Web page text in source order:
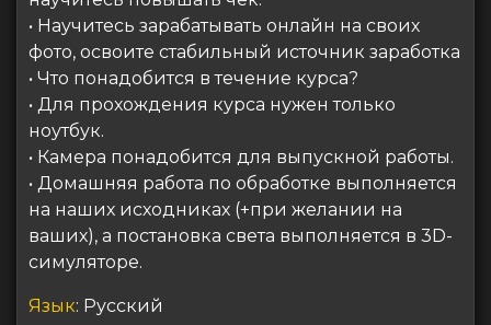
• Научитесь зарабатывать онлайн на своих
фото, освоите стабильный источник заработка
• Что понадобится в течение курса?
• Для прохождения курса нужен только
ноутбук.
• Камера понадобится для выпускной работы.
• Домашняя работа по обработке выполняется
на наших исходниках (+при желании на
ваших), а постановка света выполняется в 3D-
симуляторе.
Язык: Русский